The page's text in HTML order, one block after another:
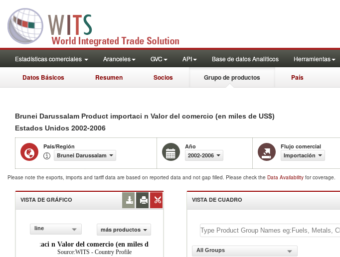
Estadísticas comerciales Aranceles GVC API Base de datos Analiticos Herramientas
Datos Básicos Resumen Socios Grupo de productos País
Brunei Darussalam Product importaci n Valor del comercio (en miles de US$)
Estados Unidos 2002-2006
País/Región
Brunei Darussalam
Año
2002-2006
Flujo comercial
Importación
Please note the exports, imports and tariff data are based on reported data and not gap filled. Please check the Data Availability for coverage.
VISTA DE GRÁFICO
line
más productos
importaci n Valor del comercio (en miles de US$)
Source:WITS - Country Profile
VISTA DE CUADRO
All Groups